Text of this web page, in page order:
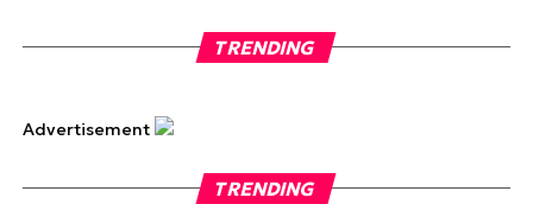
TRENDING
Advertisement
TRENDING